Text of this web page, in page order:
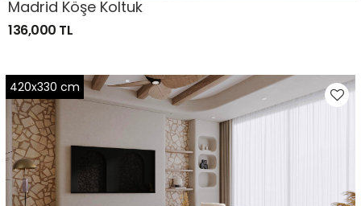
Madrid Köşe Koltuk
136,000 TL
420x330 cm